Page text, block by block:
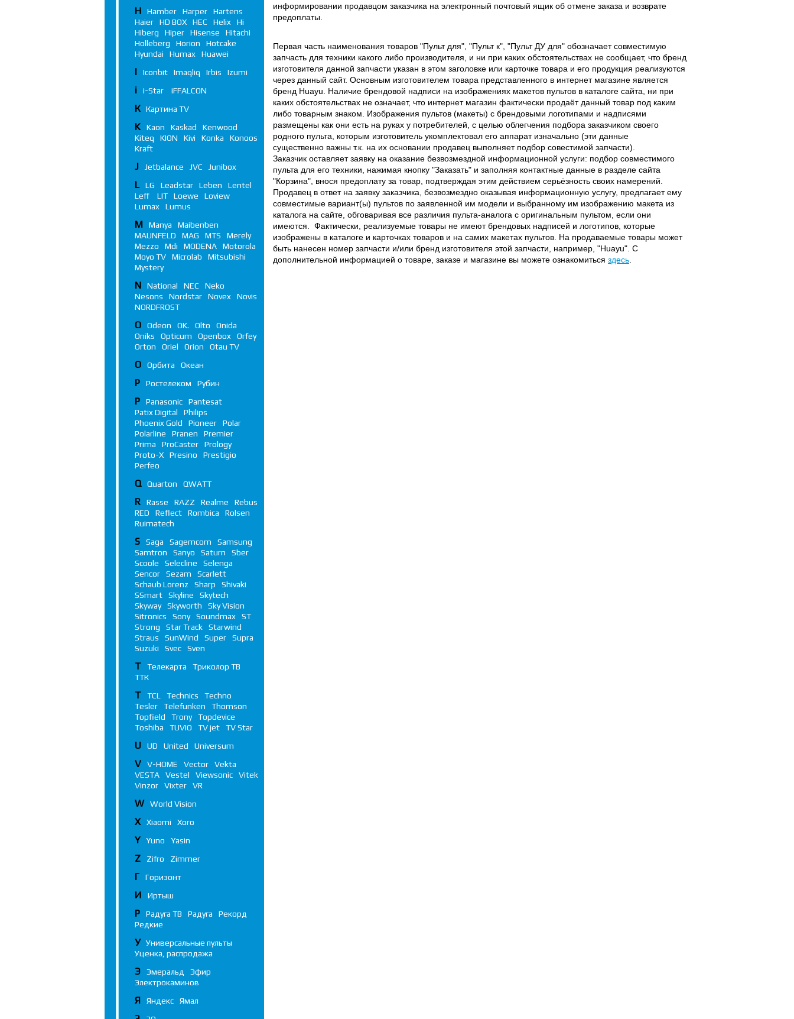
информировании продавцом заказчика на электронный почтовый ящик об отмене заказа и возврате
предоплаты.
Первая часть наименования товаров "Пульт для", "Пульт к", "Пульт ДУ для" обозначает совместимую
запчасть для техники какого либо производителя, и ни при каких обстоятельствах не сообщает, что бренд
изготовителя данной запчасти указан в этом заголовке или карточке товара и его продукция реализуются
через данный сайт. Основным изготовителем товара представленного в интернет магазине является
бренд Huayu. Наличие брендовой надписи на изображениях макетов пультов в каталоге сайта, ни при
каких обстоятельствах не означает, что интернет магазин фактически продаёт данный товар под каким
либо товарным знаком. Изображения пультов (макеты) с брендовыми логотипами и надписями
размещены как они есть на руках у потребителей, с целью облегчения подбора заказчиком своего
родного пульта, которым изготовитель укомплектовал его аппарат изначально (эти данные
существенно важны т.к. на их основании продавец выполняет подбор совестимой запчасти).
Заказчик оставляет заявку на оказание безвозмездной информационной услуги: подбор совместимого
пульта для его техники, нажимая кнопку "Заказать" и заполняя контактные данные в разделе сайта
"Корзина", внося предоплату за товар, подтверждая этим действием серьёзность своих намерений.
Продавец в ответ на заявку заказчика, безвозмездно оказывая информационную услугу, предлагает ему
совместимые вариант(ы) пультов по заявленной им модели и выбранному им изображению макета из
каталога на сайте, обговаривая все различия пульта-аналога с оригинальным пультом, если они
имеются. Фактически, реализуемые товары не имеют брендовых надписей и логотипов, которые
изображены в каталоге и карточках товаров и на самих макетах пультов. На продаваемые товары может
быть нанесен номер запчасти и/или бренд изготовителя этой запчасти, например, "Huayu". С
дополнительной информацией о товаре, заказе и магазине вы можете ознакомиться здесь
H Hamber Harper
Hartens
Haier
HD BOX HEC Helix
Hi
Hiberg
Hiper Hisense
Hitachi
Holleberg
Horion
Hotcake
Hyundai
Humax Huawei
I Iconbit Imaqliq Irbis Izumi
i i-Star iFFALСON
К Картина TV
K Kaon Kaskad
Kenwood
Kiteq
KION Kivi Konka
Konoos
Kraft
J Jetbalance JVC Junibox
L LG Leadstar Leben
Lentel
Leff
LIT Loewe
Loview
Lumax
Lumus
M Manya
Maibenben
MAUNFELD
MAG MTS
Merely
Mezzo
Mdi MODENA
Motorola
Moyo TV
Microlab
Mitsubishi
Mystery
N National NEC
Neko
Nesons
Nordstar Novex
Novis
NORDFROST
O Odeon OK. Olto
Onida
Oniks
Opticum Openbox
Orfey
Orton
Oriel Orion Otau TV
О Орбита Океан
Р Ростелеком Рубин
P Panasonic
Pantesat
Patix Digital
Philips
Phoenix Gold
Pioneer
Polar
Polarline
Pranen
Premier
Prima
ProCaster
Prology
Proto-X
Presino
Prestigio
Perfeo
Q Quarton QWATT
R Rasse RAZZ Realme
Rebus
RED
Reflect Rombica
Rolsen
Ruimatech
S Saga Sagemcom
Samsung
Samtron
Sanyo Saturn
Sber
Scoole
Selecline
Selenga
Sencor
Sezam
Scarlett
Schaub Lorenz
Sharp
Shivaki
SSmart
Skyline
Skytech
Skyway
Skyworth
Sky Vision
Sitronics
Sony Soundmax
ST
Strong
Star Track
Starwind
Straus
SunWind Super
Supra
Suzuki
Svec Sven
Т Телекарта
Триколор ТВ
ТТК
T TCL Technics
Techno
Tesler
Telefunken
Thomson
Topfield
Trony
Topdevice
Toshiba
TUVIO TV jet TV Star
U UD United Universum
V V-HOME Vector
Vekta
VESTA
Vestel Viewsonic
Vitek
Vinzor
Vixter VR
W World Vision
X Xiaomi Xoro
Y Yuno Yasin
Z Zifro Zimmer
Г Горизонт
И Иртыш
Р Радуга ТВ Радуга
Рекорд
Редкие
У
Универсальные пульты
Уценка, распродажа
Э Эмеральд
Эфир
Электрокаминов
Я Яндекс Ямал